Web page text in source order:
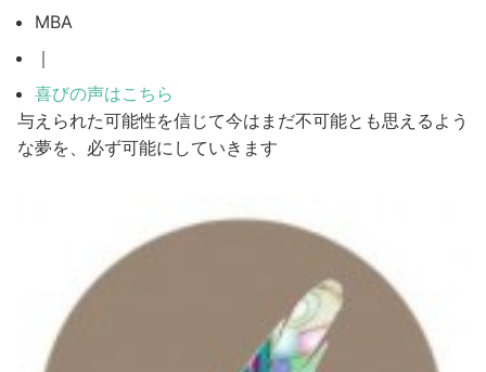
MBA
｜
喜びの声はこちら
与えられた可能性を信じて今はまだ不可能とも思えるよう
な夢を、必ず可能にしていきます